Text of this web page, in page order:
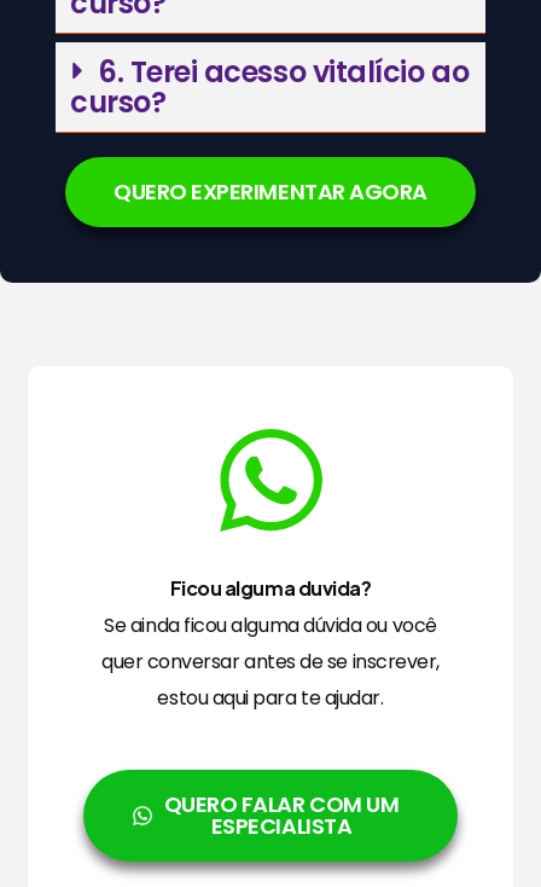
6. Terei acesso vitalício ao
curso?
QUERO EXPERIMENTAR AGORA
Ficou alguma duvida?
Se ainda ficou alguma dúvida ou você
quer conversar antes de se inscrever,
estou aqui para te ajudar.
QUERO FALAR COM UM
ESPECIALISTA